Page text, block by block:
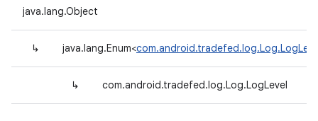
java.lang.Object
↳ java.lang.Enum<
↳ com.android.tradefed.log.Log.LogLevel